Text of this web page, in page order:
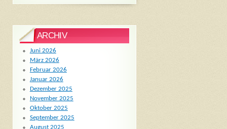
ARCHIV
Juni 2026
März 2026
Februar 2026
Januar 2026
Dezember 2025
November 2025
Oktober 2025
September 2025
August 2025